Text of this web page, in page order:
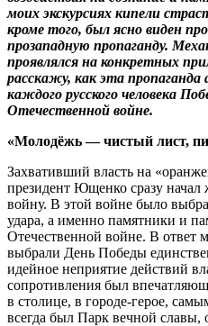
моих экскурсиях кипели
кроме того, был ясно виден
прозападную пропаганду.
проявлялся на конкретных
расскажу, как эта пропаганда
каждого русского человека
Отечественной войне.
«Молодёжь — чистый лист,
Захвативший власть на
президент Ющенко сразу
войну. В этой войне было
удара, а именно памятники и
Отечественной войне. В
выбрали День Победы
идейное неприятие действий
сопротивления был
в столице, в городе-герое,
всегда был Парк вечной славы,